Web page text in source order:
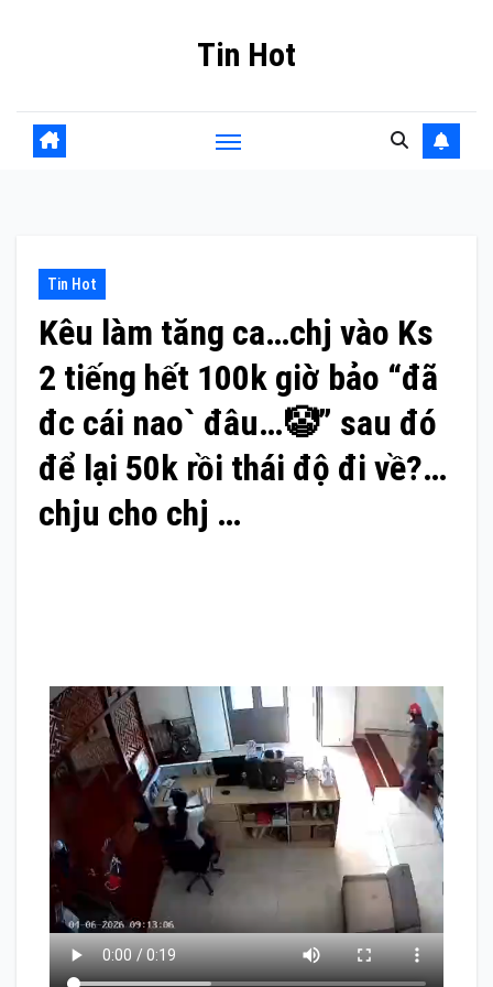
Tin Hot
Tin Hot
Kêu làm tăng ca…chj vào Ks
2 tiếng hết 100k giờ bảo “đã
đc cái nao` đâu…🤡” sau đó
để lại 50k rồi thái độ đi về?…
chju cho chj …